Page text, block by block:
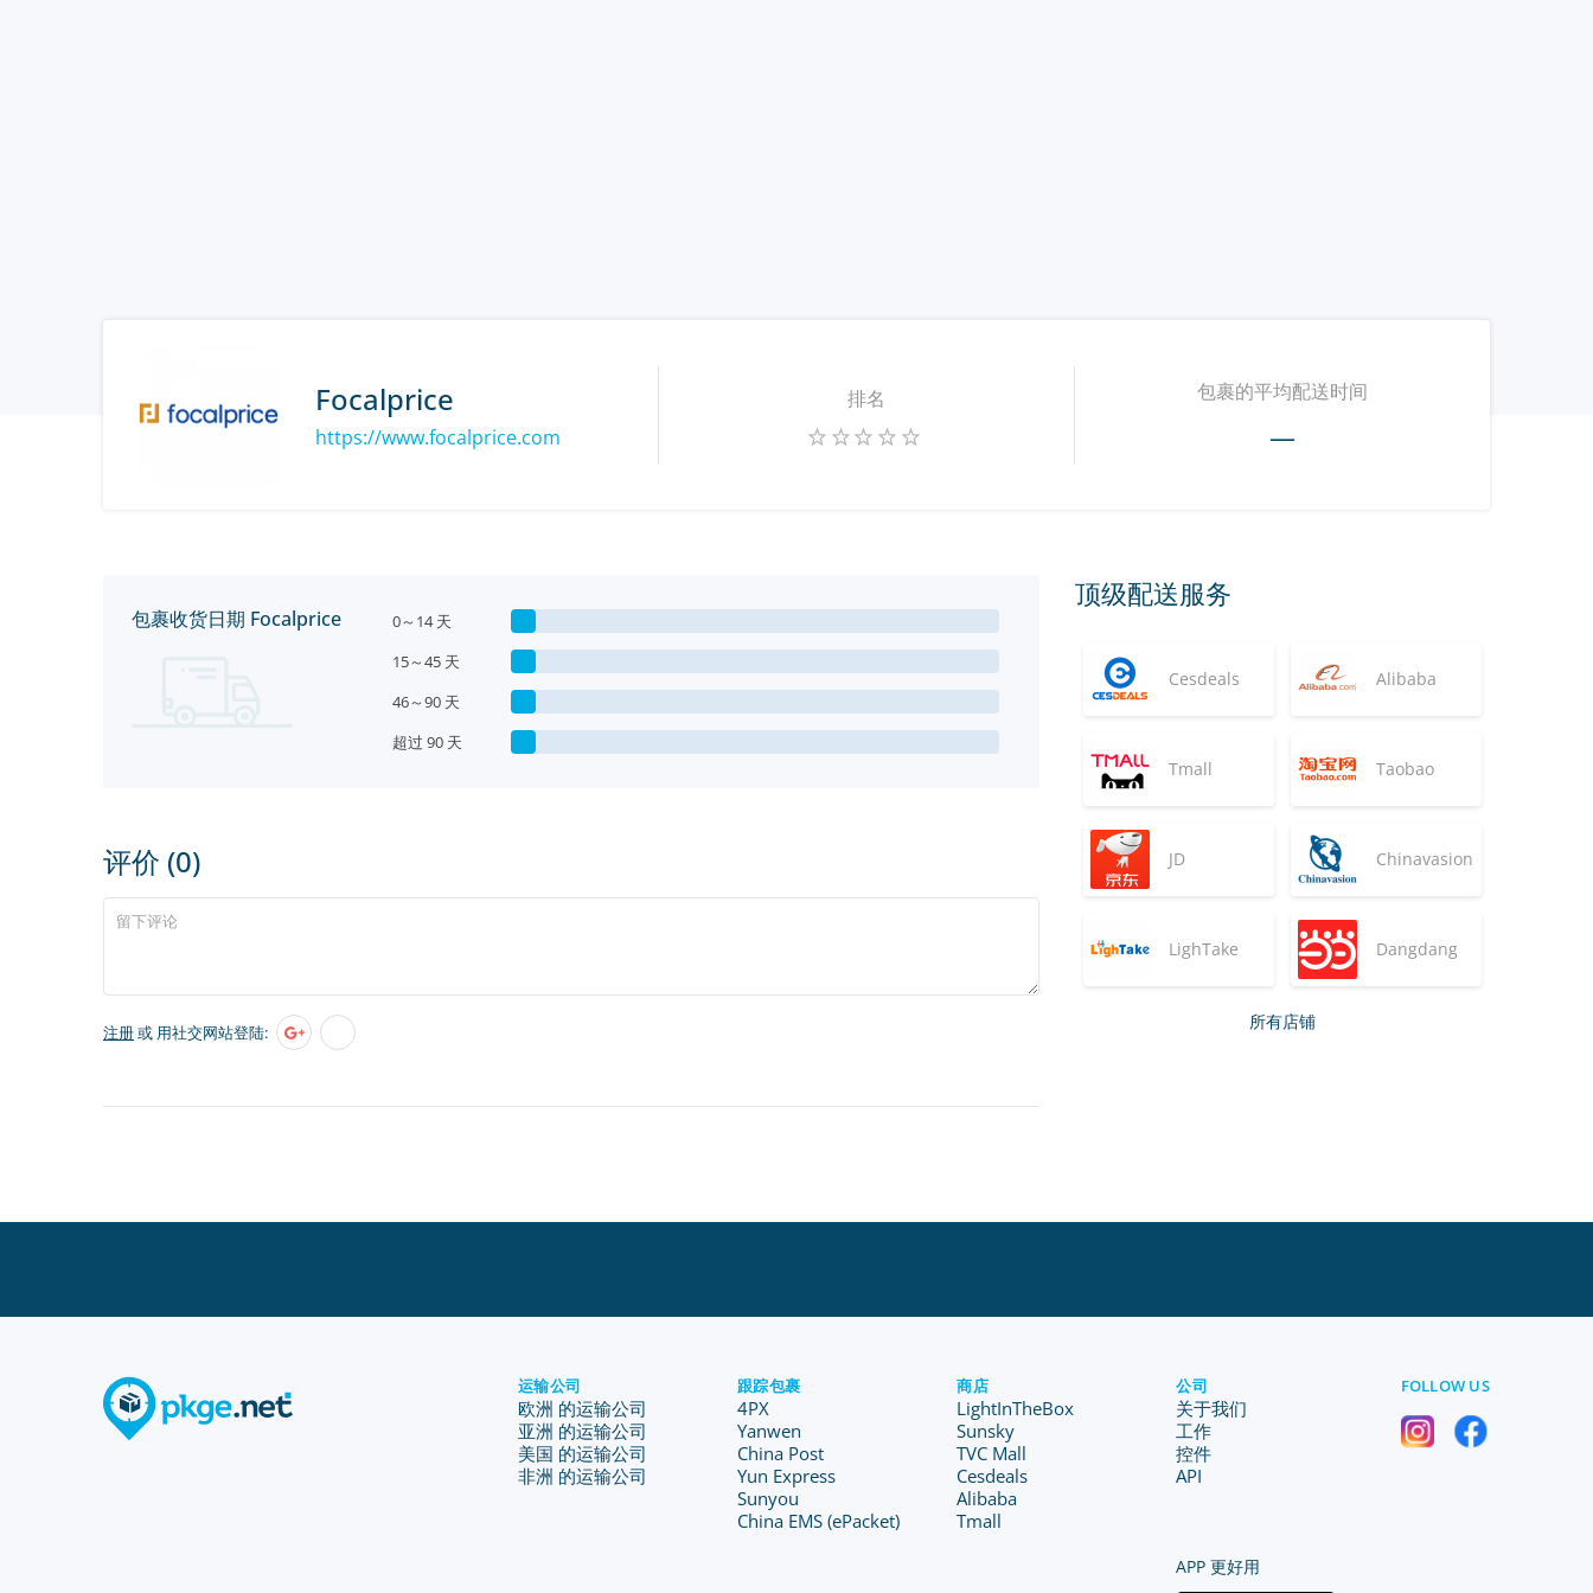
Focalprice
https://www.focalprice.com
排名 包裹的平均配送时间
—
包裹收货日期 Focalprice
0～14 天
15～45 天
46～90 天
超过 90 天
评价 (0)
注册或 用社交网站登陆:
顶级配送服务
Cesdeals Alibaba
Tmall Taobao
JD Chinavasion
LighTake Dangdang
所有店铺
运输公司
欧洲 的运输公司
亚洲 的运输公司
美国 的运输公司
非洲 的运输公司
跟踪包裹
4PX
Yanwen
China Post
Yun Express
Sunyou
China EMS (ePacket)
商店
LightInTheBox
Sunsky
TVC Mall
Cesdeals
Alibaba
Tmall
公司
关于我们
工作
控件
API
FOLLOW US
APP 更好用